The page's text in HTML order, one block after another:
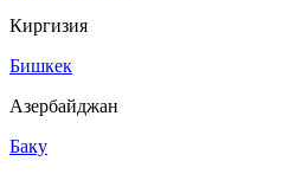
Киргизия
Бишкек
Азербайджан
Баку